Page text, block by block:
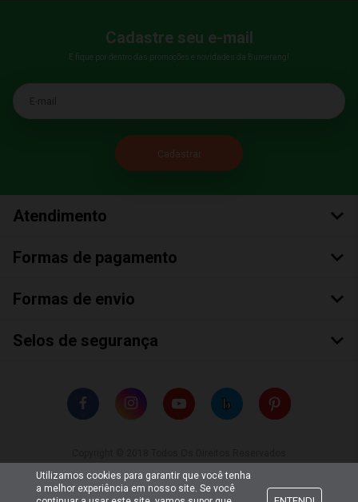
Cadastre seu e-mail
E fique por dentro das promoções e novidades da Bumerang!
E-mail
Atendimento
Formas de pagamento
Formas de envio
Selos de segurança
Utilizamos cookies para garantir que você tenha
a melhor experiência em nosso site. Se você